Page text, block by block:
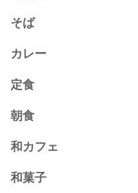
そば
カレー
定食
朝食
和カフェ
和菓子